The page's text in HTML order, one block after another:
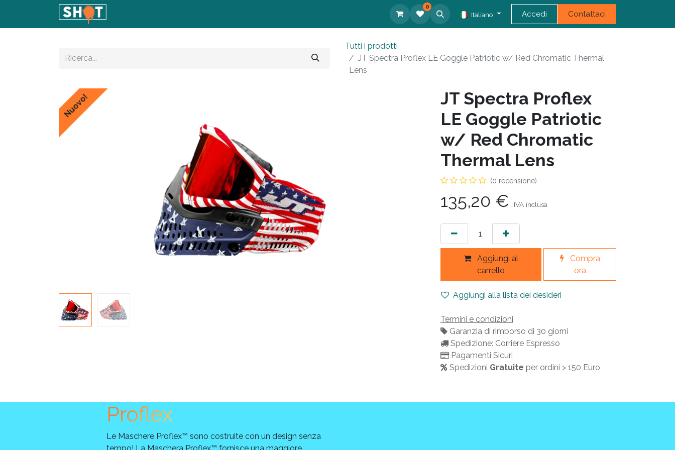
0
Italiano Accedi Contattaci
Tutti i prodotti
JT Spectra Proflex LE Goggle Patriotic w/ Red Chromatic Thermal
Lens
Nuovo!
JT Spectra Proflex
LE Goggle Patriotic
w/ Red Chromatic
Thermal Lens
(0 recensione)
135,20 € IVA inclusa
Aggiungi al
carrello
Compra
ora
Aggiungi alla lista dei desideri
Termini e condizioni
Garanzia di rimborso di 30 giorni
Spedizione: Corriere Espresso
Pagamenti Sicuri
Spedizioni Gratuite per ordini > 150 Euro
Proflex
Le Maschere Proflex™ sono costruite con un design senza